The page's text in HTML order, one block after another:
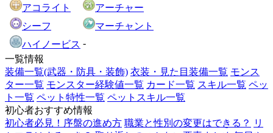
アコライト
アーチャー
シーフ
マーチャント
ハイノービス -
一覧情報
装備一覧(武器・防具・装飾) 衣装・見た目装備一覧 モンス
ター一覧 モンスター経験値一覧 カード一覧 スキル一覧 ペッ
ト一覧 ペット特性一覧 ペットスキル一覧
初心者おすすめ情報
初心者必見！序盤の進め方 職業と性別の変更はできる？
リ